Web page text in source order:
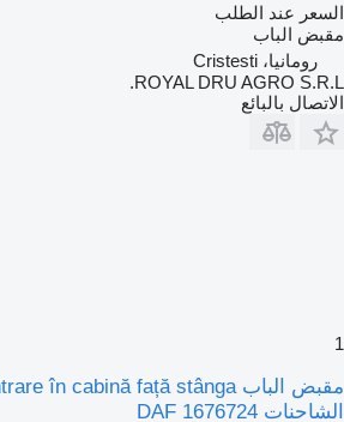
السعر عند الطلب
مقبض الباب
رومانيا، Cristesti
ROYAL DRU AGRO S.R.L.
الاتصال بالبائع
1
الشاحنات DAF 1676724